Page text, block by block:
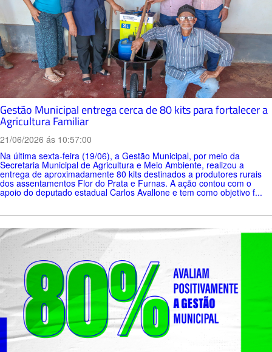
Gestão Municipal entrega cerca de 80 kits para fortalecer a
Agricultura Familiar
21/06/2026 ás 10:57:00
Na última sexta-feira (19/06), a Gestão Municipal, por meio da
Secretaria Municipal de Agricultura e Meio Ambiente, realizou a
entrega de aproximadamente 80 kits destinados a produtores rurais
dos assentamentos Flor do Prata e Furnas. A ação contou com o
apoio do deputado estadual Carlos Avallone e tem como objetivo f...